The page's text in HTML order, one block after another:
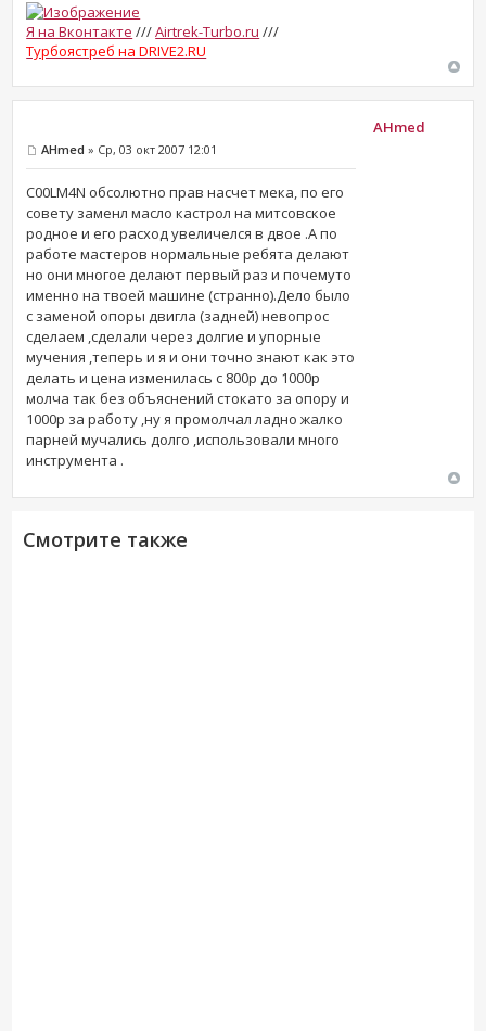
Я на Вконтакте ///Airtrek-Turbo.ru ///
Турбоястреб на DRIVE2.RU
AHmed » Ср, 03 окт 2007 12:01
C00LM4N обсолютно прав насчет мека, по его
совету заменл масло кастрол на митсовское
родное и его расход увеличелся в двое .А по
работе мастеров нормальные ребята делают
но они многое делают первый раз и почемуто
именно на твоей машине (странно).Дело было
с заменой опоры двигла (задней) невопрос
сделаем ,сделали через долгие и упорные
мучения ,теперь и я и они точно знают как это
делать и цена изменилась с 800р до 1000р
молча так без объяснений стокато за опору и
1000р за работу ,ну я промолчал ладно жалко
парней мучались долго ,использовали много
инструмента .
AHmed
Смотрите также